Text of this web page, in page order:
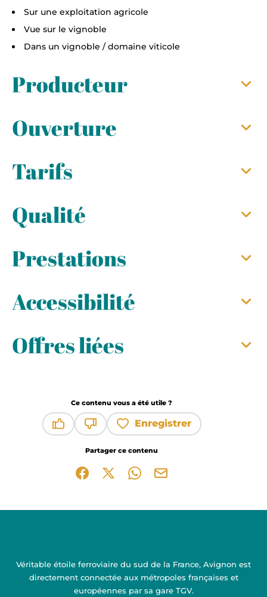
Sur une exploitation agricole
Vue sur le vignoble
Dans un vignoble / domaine viticole
Producteur
Ouverture
Tarifs
Qualité
Prestations
Accessibilité
Offres liées
Ce contenu vous a été utile ?
Enregistrer
Partager ce contenu
Partager sur Facebook (nouvelle fenêtre)
Partager sur X / Twitter (nouvelle
Partager sur WhatsApp
Partager par mail
Véritable étoile ferroviaire du sud de la France, Avignon est
directement connectée aux métropoles françaises et
européennes par sa gare TGV.